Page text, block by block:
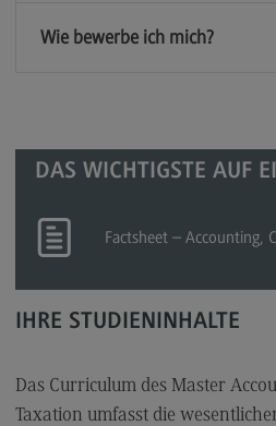
Intensive Care
Kontakt
Marketing and Business
Modulangebot
Berufsperspektiven
Maschinenbau
Wie bewerbe ich mich?
DAS WICHTIGSTE AUF
Factsheet – Accounting,
IHRE STUDIENINHALTE
Das Curriculum des Master
Taxation umfasst die